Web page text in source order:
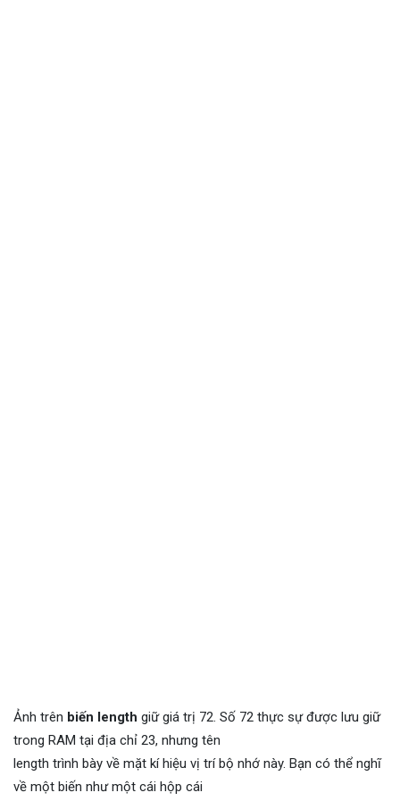
Ảnh trên biến length giữ giá trị 72. Số 72 thực sự được lưu giữ
trong RAM tại địa chỉ 23, nhưng tên
length trình bày về mặt kí hiệu vị trí bộ nhớ này. Bạn có thể nghĩ
về một biến như một cái hộp cái